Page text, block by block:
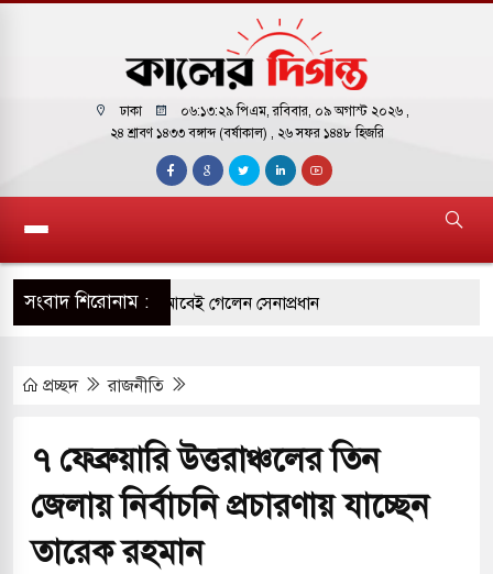
ঢাকা ০৬:১৩:৩০ পিএম, রবিবার, ০৯ অগাস্ট ২০২৬ ,
২৪ শ্রাবণ ১৪৩৩ বঙ্গাব্দ (বর্ষাকাল) , ২৬ সফর ১৪৪৮ হিজরি
সংবাদ শিরোনাম :
সফরে দক্ষিণ সুদান ও আবেই গেলেন সেনাপ্রধান
পাকিস্তানি হাইকমিশনারের বাসভবনে আগুন, আইসিইউতে
হয়ে আসছে ‘স্পেশাল রেসপন্স ব্যাটালিয়ন
প্রচ্ছদ রাজনীতি
৭ ফেব্রুয়ারি উত্তরাঞ্চলের তিন
জেলায় নির্বাচনি প্রচারণায় যাচ্ছেন
তারেক রহমান